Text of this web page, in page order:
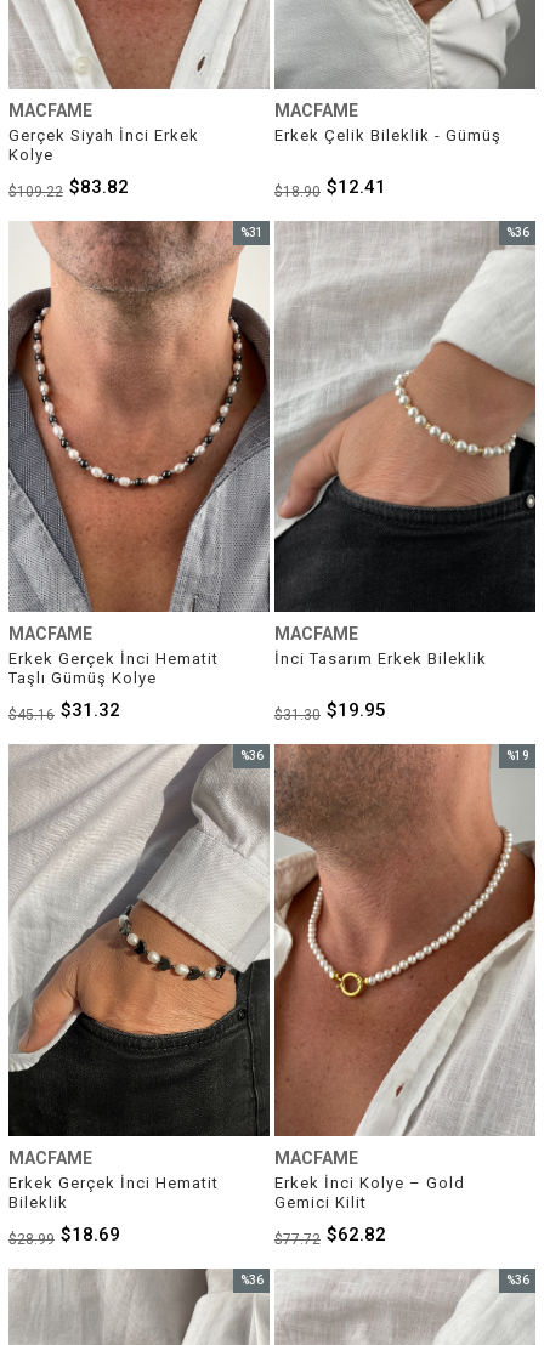
MACFAME
Gerçek Siyah İnci Erkek
Kolye
$83.82
$109.22
MACFAME
Erkek Çelik Bileklik - Gümüş
$12.41
$18.90
MACFAME
Erkek Gerçek İnci Hematit
Taşlı Gümüş Kolye
$31.32
$45.16
%31
İndirim
%31İndirim
MACFAME
İnci Tasarım Erkek Bileklik
$19.95
$31.30
%36
MACFAME
Erkek Gerçek İnci Hematit
Bileklik
$18.69
$28.99
%36
İndirim
%36İndirim
MACFAME
Erkek İnci Kolye – Gold
Gemici Kilit
$62.82
$77.72
%19
%36
%36İndirim
%36